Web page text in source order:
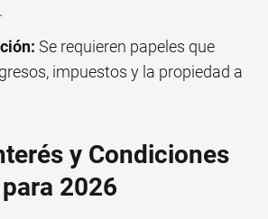
Se requieren papeles que
impuestos y la propiedad a
y Condiciones
2026